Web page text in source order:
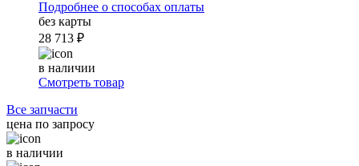
Подробнее о способах оплаты
без карты
28 713 ₽
в наличии
Смотреть товар
Все запчасти
цена по запросу
в наличии